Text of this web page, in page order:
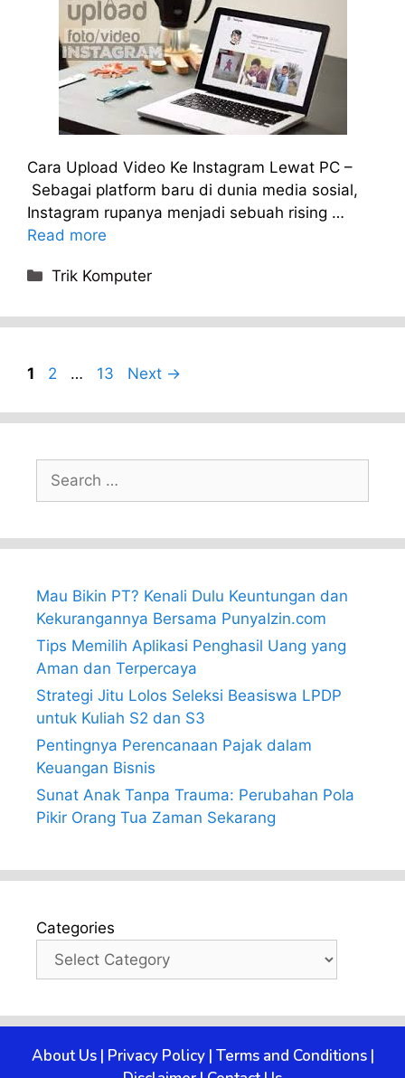
Cara Upload Video Ke Instagram Lewat PC –
Sebagai platform baru di dunia media sosial,
Instagram rupanya menjadi sebuah rising …
Read more
Categories
Trik Komputer
Page
1 Page
2 … Page
13 Next →
Search
for:
Mau Bikin PT? Kenali Dulu Keuntungan dan
Kekurangannya Bersama PunyaIzin.com
Tips Memilih Aplikasi Penghasil Uang yang
Aman dan Terpercaya
Strategi Jitu Lolos Seleksi Beasiswa LPDP
untuk Kuliah S2 dan S3
Pentingnya Perencanaan Pajak dalam
Keuangan Bisnis
Sunat Anak Tanpa Trauma: Perubahan Pola
Pikir Orang Tua Zaman Sekarang
Categories
About Us| Privacy Policy| Terms and Conditions|